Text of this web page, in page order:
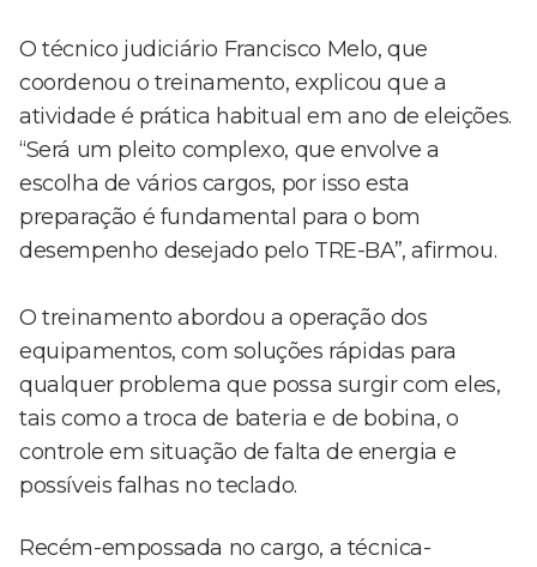
O técnico judiciário Francisco Melo, que
coordenou o treinamento, explicou que a
atividade é prática habitual em ano de eleições.
“Será um pleito complexo, que envolve a
escolha de vários cargos, por isso esta
preparação é fundamental para o bom
desempenho desejado pelo TRE-BA”, afirmou.
O treinamento abordou a operação dos
equipamentos, com soluções rápidas para
qualquer problema que possa surgir com eles,
tais como a troca de bateria e de bobina, o
controle em situação de falta de energia e
possíveis falhas no teclado.
Recém-empossada no cargo, a técnica-